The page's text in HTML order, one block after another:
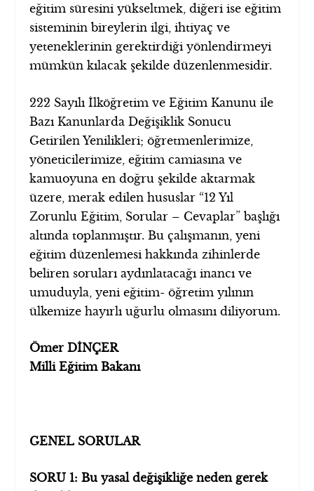
eğitim süresini yükseltmek, diğeri ise eğitim
sisteminin bireylerin ilgi, ihtiyaç ve
yeteneklerinin gerektirdiği yönlendirmeyi
mümkün kılacak şekilde düzenlenmesidir.
222 Sayılı İlköğretim ve Eğitim Kanunu ile
Bazı Kanunlarda Değişiklik Sonucu
Getirilen Yenilikleri; öğretmenlerimize,
yöneticilerimize, eğitim camiasına ve
kamuoyuna en doğru şekilde aktarmak
üzere, merak edilen hususlar “12 Yıl
Zorunlu Eğitim, Sorular – Cevaplar” başlığı
altında toplanmıştır. Bu çalışmanın, yeni
eğitim düzenlemesi hakkında zihinlerde
beliren soruları aydınlatacağı inancı ve
umuduyla, yeni eğitim- öğretim yılının
ülkemize hayırlı uğurlu olmasını diliyorum.
Ömer DİNÇER
Milli Eğitim Bakanı
GENEL SORULAR
SORU 1: Bu yasal değişikliğe neden gerek